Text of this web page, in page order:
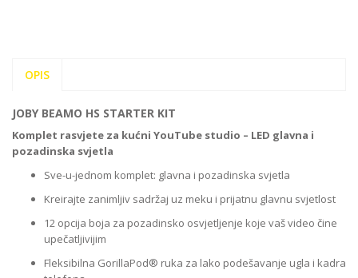
OPIS
JOBY BEAMO HS STARTER KIT
Komplet rasvjete za kućni YouTube studio – LED glavna i
pozadinska svjetla
Sve-u-jednom komplet: glavna i pozadinska svjetla
Kreirajte zanimljiv sadržaj uz meku i prijatnu glavnu svjetlost
12 opcija boja za pozadinsko osvjetljenje koje vaš video čine
upečatljivijim
Fleksibilna GorillaPod® ruka za lako podešavanje ugla i kadra